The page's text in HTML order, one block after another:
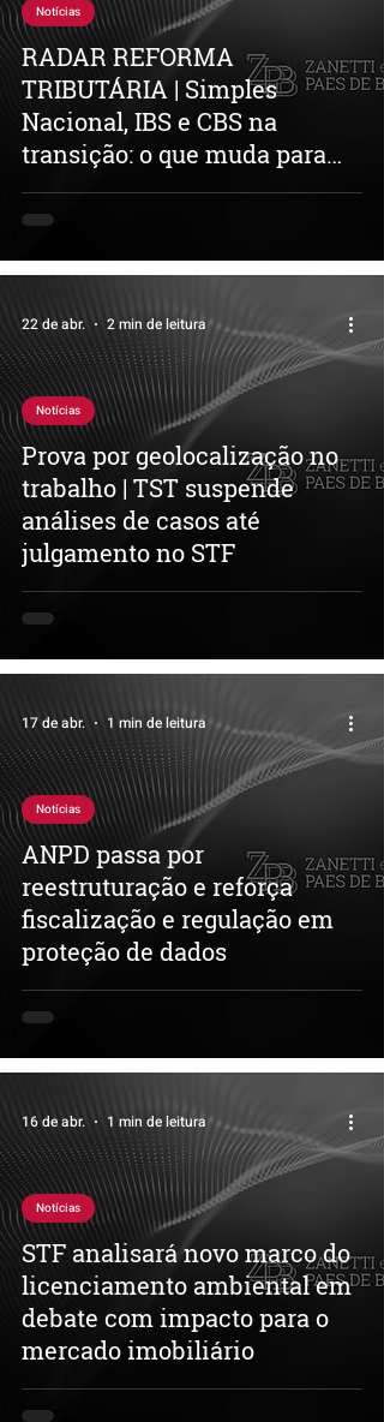
RADAR REFORMA
TRIBUTÁRIA | Simples
Nacional, IBS e CBS na
transição: o que muda para
2027
Notícias
Prova por geolocalização no
trabalho | TST suspende
análises de casos até
julgamento no STF
Notícias
22 de abr. 2 min de leitura
ANPD passa por
reestruturação e reforça
fiscalização e regulação em
proteção de dados
Notícias
17 de abr. 1 min de leitura
STF analisará novo marco do
licenciamento ambiental em
debate com impacto para o
mercado imobiliário
Notícias
16 de abr. 1 min de leitura